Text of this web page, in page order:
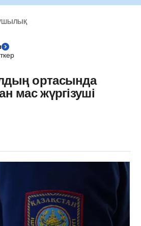
ортасында
мас жүргізуші